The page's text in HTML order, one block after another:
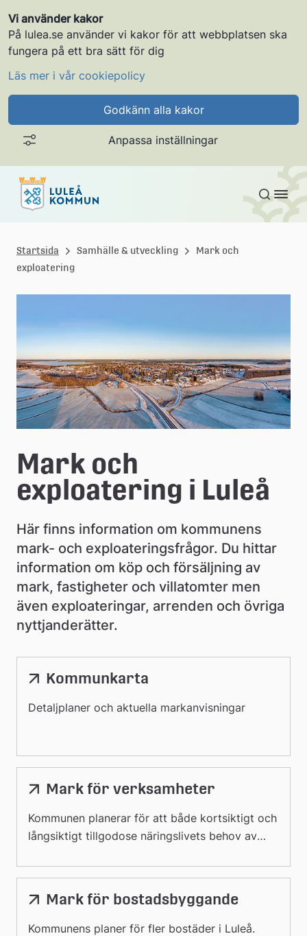
Vi använder kakor
På lulea.se använder vi kakor för att webbplatsen ska
fungera på ett bra sätt för dig
Läs mer i vår cookiepolicy
Godkänn alla kakor
Anpassa inställningar
Gå till innehållet
u
l
å
k
o
m
m
u
n
Startsida Samhälle & utveckling
Mark och
exploatering
Mark och
exploatering i Luleå
Här finns information om kommunens
mark- och exploateringsfrågor. Du hittar
information om köp och försäljning av
mark, fastigheter och villatomter men
även exploateringar, arrenden och övriga
nyttjanderätter.
Länk
extern
Kommunkarta
Detaljplaner och aktuella markanvisningar
Mark för verksamheter
Kommunen planerar för att både kortsiktigt och
långsiktigt tillgodose näringslivets behov av
Mark för bostadsbyggande
Kommunens planer för fler bostäder i Luleå.